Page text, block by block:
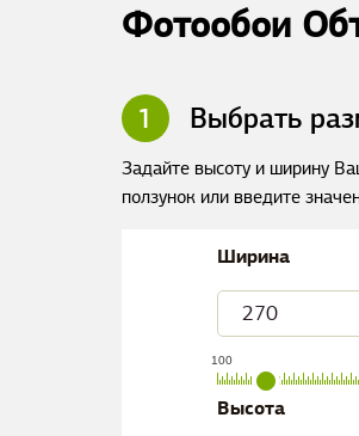
Фотообои
1 Выбрать
Задайте высоту и ширину
ползунок или введите
Ширина
100
Высота